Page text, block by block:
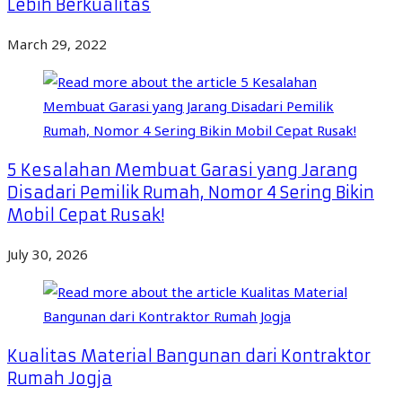
Lebih Berkualitas
March 29, 2022
5 Kesalahan Membuat Garasi yang Jarang
Disadari Pemilik Rumah, Nomor 4 Sering Bikin
Mobil Cepat Rusak!
July 30, 2026
Kualitas Material Bangunan dari Kontraktor
Rumah Jogja